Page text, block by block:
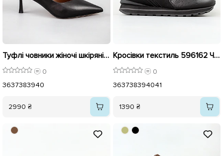
Туфлі човники жіночі шкіряні 594208 Чорні
0
3637383940
2990 ₴
Кросівки текстиль 596162 Чорні
0
363738394041
1390 ₴